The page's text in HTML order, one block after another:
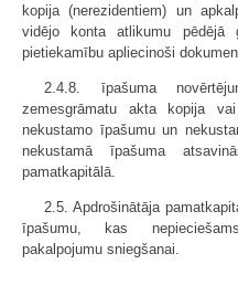
kopija (nerezidentiem) un
vidējo konta atlikumu
pietiekamību apliecinoši
2.4.8. īpašuma
zemesgrāmatu akta kopija
nekustamo īpašumu un
nekustamā īpašuma
pamatkapitālā.
2.5. Apdrošinātāja
īpašumu, kas
pakalpojumu sniegšanai.